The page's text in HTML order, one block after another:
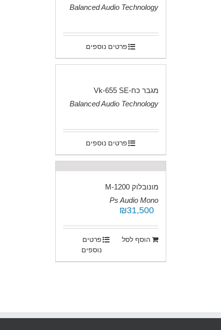
Balanced Audio Technology
פרטים נוספים
מגבר כח-Vk-655 SE
Balanced Audio Technology
פרטים נוספים
מונובלוק M-1200
Ps Audio Mono
₪31,500
הוסף לסל
פרטים
נוספים